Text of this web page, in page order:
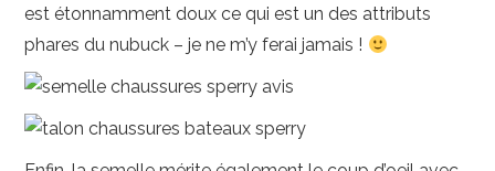
est étonnamment doux ce qui est un des attributs
phares du nubuck – je ne m’y ferai jamais !